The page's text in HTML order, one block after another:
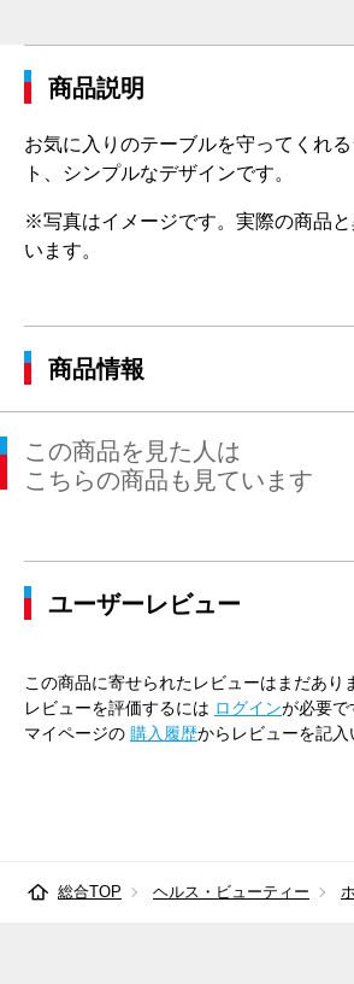
商品説明
お気に入りのテーブルを守ってくれ
ト、シンプルなデザインです。
※写真はイメージです。実際の商品
います。
商品情報
この商品を見た人は
こちらの商品も見ています
ユーザーレビュー
この商品に寄せられたレビューはまだあり
レビューを評価するには ログインが必要で
マイページの 購入履歴からレビューを記入
総合TOP ヘルス・ビューティー